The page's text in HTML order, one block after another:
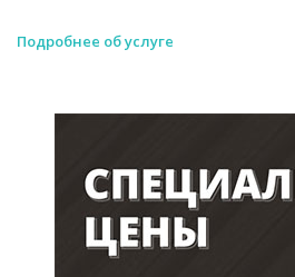
Подробнее об услуге